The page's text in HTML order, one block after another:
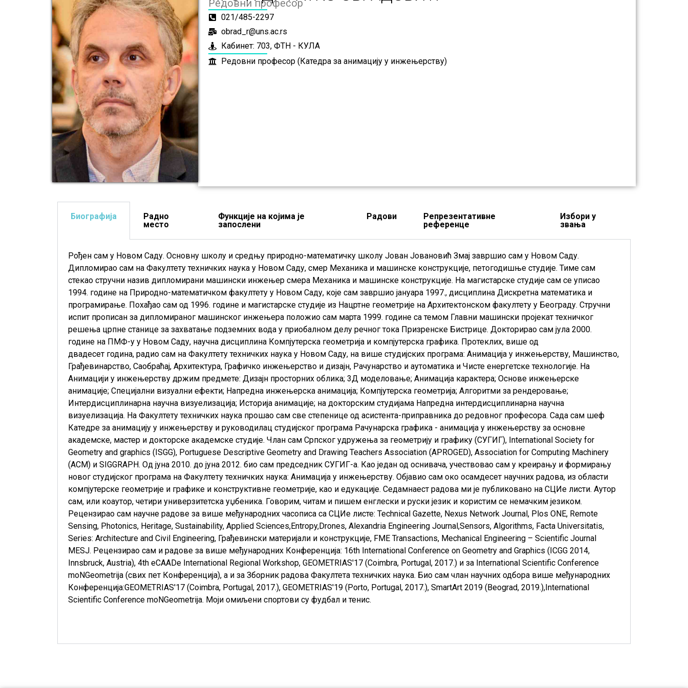
Редовни професор
021/485-2297
obrad_r@uns.ac.rs
Кабинет: 703, ФТН - КУЛА
Редовни професор (Катедра за анимацију у инжењерству)
Биографија
Радно
место
Функције на којима је
запослени
Радови
Репрезентативне
референце
Избори у
звања
Рођен сам у Новом Саду. Основну школу и средњу природно-математичку школу Јован Јовановић Змај завршио сам у Новом Саду.
Дипломирао сам на Факултету техничких наука у Новом Саду, смер Механика и машинске конструкције, петогодишње студије. Тиме сам
стекао стручни назив дипломирани машински инжењер смера Механика и машинске конструкције. На магистарске студије сам се уписао
1994. године на Природно-математичком факултету у Новом Саду, које сам завршио јануара 1997., дисциплина Дискретна математика и
програмирање. Похађао сам од 1996. године и магистарске студије из Нацртне геометрије на Архитектонском факултету у Београду. Стручни
испит прописан за дипломираног машинског инжењера положио сам марта 1999. године са темом Главни машински пројекат техничког
решења црпне станице за захватање подземних вода у приобалном делу речног тока Призренске Бистрице. Докторирао сам јула 2000.
године на ПМФ-у у Новом Саду, научна дисциплина Компјутерска геометрија и компјутерска графика. Протеклих, више од
двадесет година, радио сам на Факултету техничких наука у Новом Саду, на више студијских програма: Анимација у инжењерству, Машинство,
Грађевинарство, Саобраћај, Архитектура, Графичко инжењерство и дизајн, Рачунарство и аутоматика и Чисте енергетске технологије. На
Анимацији у инжењерству држим предмете: Дизајн просторних облика; 3Д моделовање; Анимација карактера; Основе инжењерске
анимације; Специјални визуални ефекти; Напредна инжењерска анимација; Компјутерска геометрија; Алгоритми за рендеровање;
Интердисциплинарна научна визуелизација; Историја анимације; на докторским студијама Напредна интердисциплинарна научна
визуелизација. На Факултету техничких наука прошао сам све степенице од асистента-приправника до редовног професора. Сада сам шеф
Катедре за анимацију у инжењерству и руководилац студијског програма Рачунарска графика - анимација у инжењерству за основне
академске, мастер и докторске академске студије. Члан сам Српског удружења за геометрију и графику (СУГИГ), International Society for
Geometry and graphics (ISGG), Portuguese Descriptive Geometry and Drawing Teachers Association (APROGED), Association for Computing Machinery
(ACM) и SIGGRAPH. Од јуна 2010. до јуна 2012. био сам председник СУГИГ-а. Као један од оснивача, учествовао сам у креирању и формирању
новог студијског програма на Факултету техничких наука: Анимација у инжењерству. Објавио сам око осамдесет научних радова, из области
компјутерске геометрије и графике и конструктивне геометрије, као и едукације. Седамнаест радова ми је публиковано на СЦИе листи. Аутор
сам, или коаутор, четири универзитетска уџбеника. Говорим, читам и пишем енглески и руски језик и користим се немачким језиком.
Рецензирао сам научне радове за више међународних часописа са СЦИе листе: Technical Gazette, Nexus Network Journal, Plos ONE, Remote
Sensing, Photonics, Heritage, Sustainability, Applied Sciences,Entropy,Drones, Alexandria Engineering Journal,Sensors, Algorithms, Facta Universitatis,
Series: Architecture and Civil Engineering, Грађевински материјали и конструкције, FME Transactions, Mechanical Engineering – Scientific Journal
MESJ. Рецензирао сам и радове за више међународних Конференција: 16th International Conference on Geometry and Graphics (ICGG 2014,
Innsbruck, Austria), 4th eCAADe International Regional Workshop, GEOMETRIAS'17 (Coimbra, Portugal, 2017.) и за International Scientific Conference
moNGeometrija (свих пет Конференција), а и за Зборник радова Факултета техничких наука. Био сам члан научних одбора више међународних
Конференција:GEOMETRIAS'17 (Coimbra, Portugal, 2017.), GEOMETRIAS'19 (Porto, Portugal, 2017.), SmartArt 2019 (Beograd, 2019.),International
Scientific Conference moNGeometrija. Моји омиљени спортови су фудбал и тенис.